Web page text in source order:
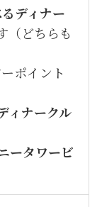
ディナー
（どちらも
ポイント
ィナークル
ータワービ